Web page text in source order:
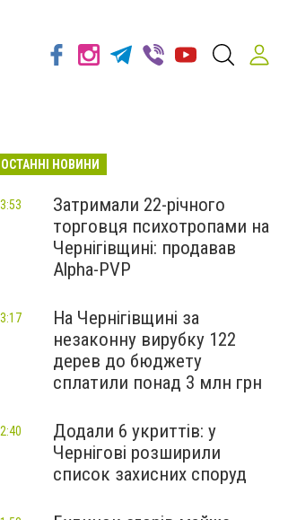
ОСТАННІ НОВИНИ
Затримали 22-річного
торговця психотропами на
Чернігівщині: продавав
Alpha-PVP
На Чернігівщині за
незаконну вирубку 122
дерев до бюджету
сплатили понад 3 млн грн
Додали 6 укриттів: у
Чернігові розширили
список захисних споруд